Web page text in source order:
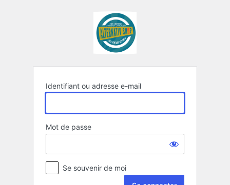
Identifiant ou adresse e-mail
Mot de passe
Se souvenir de moi